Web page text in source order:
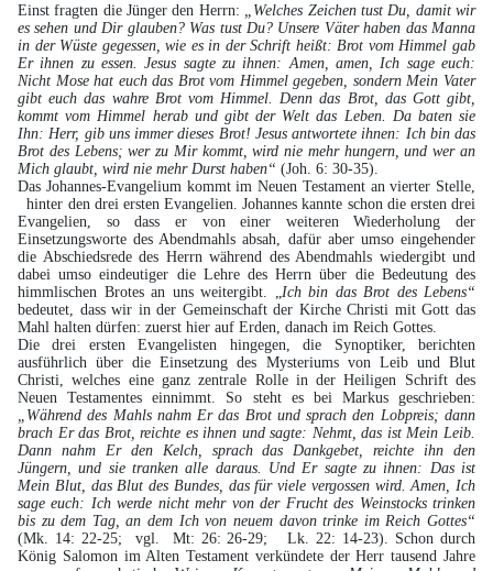
Einst fragten die Jünger den Herrn:
„Welches Zeichen tust Du, damit wir
es sehen und Dir glauben? Was tust Du? Unsere Väter haben das Manna
in der Wüste gegessen, wie es in der Schrift heißt: Brot vom Himmel gab
Er ihnen zu essen. Jesus sagte zu ihnen: Amen, amen, Ich sage euch:
Nicht Mose hat euch das Brot vom Himmel gegeben, sondern Mein Vater
gibt euch das wahre Brot vom Himmel. Denn das Brot, das Gott gibt,
kommt vom Himmel herab und gibt der Welt das Leben. Da baten sie
Ihn: Herr, gib uns immer dieses Brot! Jesus antwortete ihnen: Ich bin das
Brot des Lebens; wer zu Mir kommt, wird nie mehr hungern, und wer an
Mich glaubt, wird nie mehr Durst haben“ (Joh. 6: 30-35).
Das Johannes-Evangelium kommt im Neuen Testament an vierter Stelle,
hinter den drei ersten Evangelien. Johannes kannte schon die ersten drei
Evangelien, so dass er von einer weiteren Wiederholung der
Einsetzungsworte des Abendmahls absah, dafür aber umso eingehender
die Abschiedsrede des Herrn während des Abendmahls wiedergibt und
dabei umso eindeutiger die Lehre des Herrn über die Bedeutung des
himmlischen Brotes an uns weitergibt. „ Ich bin das Brot des Lebens“
bedeutet, dass wir in der Gemeinschaft der Kirche Christi mit Gott das
Mahl halten dürfen: zuerst hier auf Erden, danach im Reich Gottes.
Die drei ersten Evangelisten hingegen, die Synoptiker, berichten
ausführlich über die Einsetzung des Mysteriums von Leib und Blut
Christi, welches eine ganz zentrale Rolle in der Heiligen Schrift des
Neuen Testamentes einnimmt. So steht es bei Markus geschrieben:
„Während des Mahls nahm Er das Brot und sprach den Lobpreis; dann
brach Er das Brot, reichte es ihnen und sagte: Nehmt, das ist Mein Leib.
Dann nahm Er den Kelch, sprach das Dankgebet, reichte ihn den
Jüngern, und sie tranken alle daraus. Und Er sagte zu ihnen: Das ist
Mein Blut, das Blut des Bundes, das für viele vergossen wird. Amen, Ich
sage euch: Ich werde nicht mehr von der Frucht des Weinstocks trinken
bis zu dem Tag, an dem Ich von neuem davon trinke im Reich Gottes“
(Mk. 14: 22-25; vgl. Mt: 26: 26-29; Lk. 22: 14-23). Schon durch
König Salomon im Alten Testament verkündete der Herr tausend Jahre